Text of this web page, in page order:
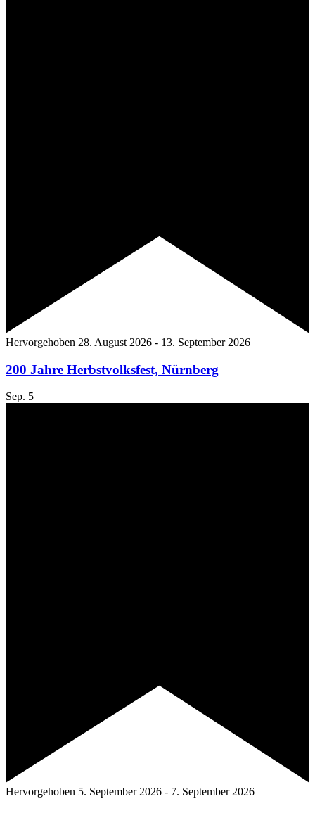
Hervorgehoben 28. August 2026 - 13. September 2026
200 Jahre Herbstvolksfest, Nürnberg
Sep. 5
Hervorgehoben 5. September 2026 - 7. September 2026